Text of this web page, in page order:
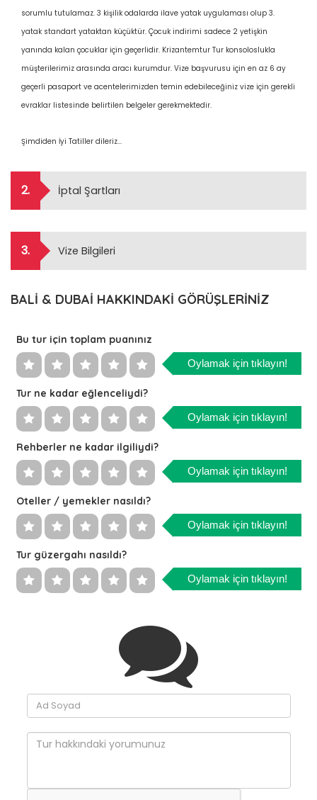
sorumlu tutulamaz. 3 kişilik odalarda ilave yatak uygulaması olup 3.
yatak standart yataktan küçüktür. Çocuk indirimi sadece 2 yetişkin
yanında kalan çocuklar için geçerlidir. Krizantemtur Tur konsoloslukla
müşterilerimiz arasında aracı kurumdur. Vize başvurusu için en az 6 ay
geçerli pasaport ve acentelerimizden temin edebileceğiniz vize için gerekli
evraklar listesinde belirtilen belgeler gerekmektedir.
Şimdiden İyi Tatiller dileriz...
2. İptal Şartları
3. Vize Bilgileri
BALİ & DUBAİ HAKKINDAKİ GÖRÜŞLERİNİZ
Bu tur için toplam puanınız
Oylamak için tıklayın!
Tur ne kadar eğlenceliydi?
Oylamak için tıklayın!
Rehberler ne kadar ilgiliydi?
Oylamak için tıklayın!
Oteller / yemekler nasıldı?
Oylamak için tıklayın!
Tur güzergahı nasıldı?
Oylamak için tıklayın!